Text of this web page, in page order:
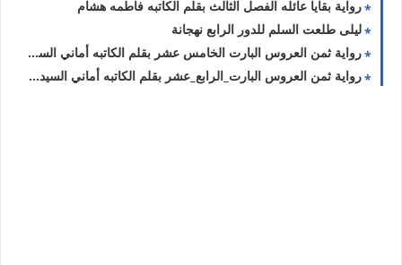
رواية بقايا عائله الفصل الثالث بقلم الكاتبه فاطمه هشام
ليلى طلعت السلم للدور الرابع نهجانة
رواية ثمن العروس البارت الخامس عشر بقلم الكاتبه أماني السيد حصريه وجديده
رواية ثمن العروس البارت_الرابع_عشر بقلم الكاتبه أماني السيد حصريه وجديده